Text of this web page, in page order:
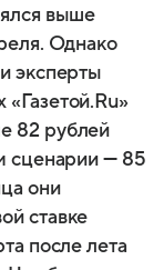
выше
Однако
эксперты
82 рублей
сценарии — 85
они
ставке
после лета